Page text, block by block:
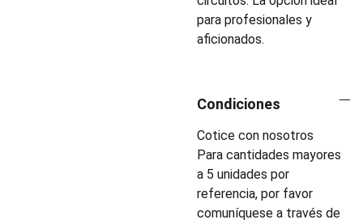
para profesionales y
aficionados.
Condiciones
Cotice con nosotros
Para cantidades mayores
a 5 unidades por
referencia, por favor
comuníquese a través de